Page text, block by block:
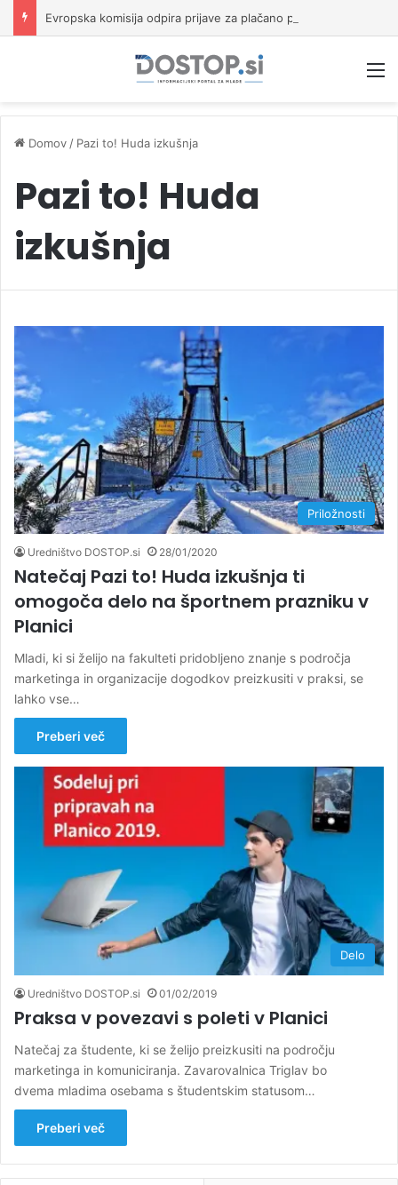
Domov / Pazi to! Huda izkušnja
Pazi to! Huda
izkušnja
Priložnosti
Uredništvo DOSTOP.si 28/01/2020
Natečaj Pazi to! Huda izkušnja ti
omogoča delo na športnem prazniku v
Planici
Mladi, ki si želijo na fakulteti pridobljeno znanje s področja
marketinga in organizacije dogodkov preizkusiti v praksi, se
lahko vse…
Preberi več
Delo
Uredništvo DOSTOP.si 01/02/2019
Praksa v povezavi s poleti v Planici
Natečaj za študente, ki se želijo preizkusiti na področju
marketinga in komuniciranja. Zavarovalnica Triglav bo
dvema mladima osebama s študentskim statusom…
Preberi več